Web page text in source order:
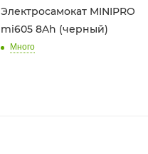
Электросамокат MINIPRO
mi605 8Ah (черный)
Много